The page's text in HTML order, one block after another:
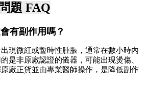
題 FAQ
有副作用嗎？
現微紅或暫時性腫脹，通常在數小時內
是非原廠認證的儀器，可能出現燙傷、
廠正貨並由專業醫師操作，是降低副作